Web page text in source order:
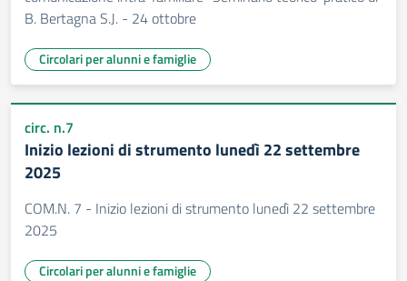
B. Bertagna S.J. - 24 ottobre
Circolari per alunni e famiglie
circ. n.7
Inizio lezioni di strumento lunedì 22 settembre
2025
COM.N. 7 - Inizio lezioni di strumento lunedì 22 settembre
2025
Circolari per alunni e famiglie